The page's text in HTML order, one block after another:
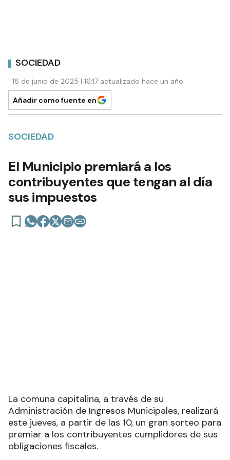
SOCIEDAD
18 de junio de 2025 | 16:17 actualizado hace un año
Añadir como fuente en
SOCIEDAD
El Municipio premiará a los
contribuyentes que tengan al día
sus impuestos
La comuna capitalina, a través de su
Administración de Ingresos Municipales, realizará
este jueves, a partir de las 10, un gran sorteo para
premiar a los contribuyentes cumplidores de sus
obligaciones fiscales.